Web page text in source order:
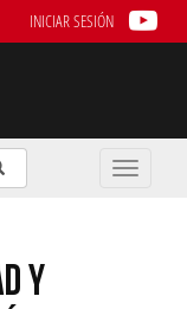
INICIAR SESIÓN
Toggle
Y